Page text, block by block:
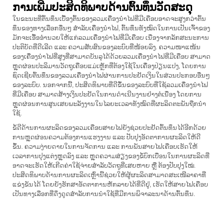
ການເພີ່ມປະສິດທິພາບດ້ານຕົ້ນທຶນວັດສະດຸ
ໃນຂະນະທີ່ຕົ້ນທຶນເບື້ອງຕົ້ນຂອງລວມເຄື່ອງນຳໄຟທີ່ມີເຄືອບອາດຈະສູງກວ່າຕົ້ນ
ທຶນຂອງທາງເລືອກອື່ນໆ ສຳລັບເຄື່ອງນຳໄຟ, ຕົ້ນທຶນທັງໝົດໃນການເປັນເຈົ້າຂອງ
ມັກຈະເອື້ອອຳນວຍໃຫ້ແກ່ລວມເຄື່ອງນຳໄຟທີ່ມີເຄືອບ ເນື່ອງຈາກລັກສະນະການ
ປະຕິບັດທີ່ດີເລີດ ແລະ ຄວາມສັບສົນຂອງລະບົບທີ່ໜ້ອຍລົງ. ຄວາມໜາແໜ້ນ
ຂອງເຄື່ອງນຳໄຟທີ່ສູງທີ່ສາມາດບັນລຸໄດ້ດ້ວຍລວມເຄື່ອງນຳໄຟທີ່ມີເຄືອບ ສາມາດ
ຫຼຸດຜ່ອນປະລິມານວັດຖຸເຄືອບແມ່ເຫຼັກທີ່ຕ້ອງໃຊ້ໃນເຄື່ອງປ່ຽນແປງ, ໂດຍການ
ຊົດເຊີຍຕົ້ນທຶນຂອງລວມເຄື່ອງນຳໄຟຜ່ານການປະຢັດເງິນໃນສ່ວນປະກອບອື່ນໆ
ຂອງລະບົບ. ນອກຈາກນີ້, ປະສິດທິພາບທີ່ດີຂຶ້ນຂອງລະບົບທີ່ໃຊ້ລວມເຄື່ອງນຳໄຟ
ທີ່ມີເຄືອບ ສາມາດສ້າງເງິນປະຢັດໃນການດຳເນີນງານຢ່າງຕໍ່ເນື່ອງ ໂດຍການ
ຫຼຸດຜ່ອນການສູນເສຍພະລັງງານໃນໄລຍະເວລາທັງໝົດທີ່ຜະລິດຕະພັນຖືກນຳ
ໃຊ້.
ຂໍ້ດີດ້ານການຜະລິດຂອງລວມເຄືອບສາຍໄຟຍັງຊ່ວຍປະຢັດຕົ້ນທຶນໄດ້ອີກດ້ວຍ
ການຫຼຸດຜ່ອນຄວາມຕ້ອງການແຮງງານ ແລະ ປັບປຸງອັດຕາການຜະລິດໃຫ້ດີ
ຂຶ້ນ. ຄວາມງ່າຍດາຍໃນການຈັດການ ແລະ ການພັນສາຍໄຟເຄືອບເຮັດໃຫ້
ເວລາການປຸງແຕ່ງຫຼຸດລົງ ແລະ ຫຼຸດຄວາມສ່ຽງຂອງຂໍ້ບົກເບື່ອນໃນການຜະລິດທີ່
ອາດຈະເຮັດໃຫ້ເກີດຄ່າໃຊ້ຈ່າຍສຳລັບວັດຖຸທີ່ເສຍຫາຍ ຫຼື ຕ້ອງປັບປຸງໃໝ່.
ປະສິດທິພາບດ້ານການຜະລິດເຫຼົ່ານີ້ຊ່ວຍໃຫ້ຜູ້ຜະລິດສາມາດສະເໜີລາຄາທີ່
ແຂ່ງຂັນໄດ້ ໂດຍຍັງຮັກສາອັດຕາການຫັກລາຍໄດ້ທີ່ດີຢູ່, ເຮັດໃຫ້ສາຍໄຟເຄືອບ
ເປັນທາງເລືອກທີ່ດຶງດູດສຳລັບການນຳໃຊ້ທີ່ມີການພິຈາລະນາດ້ານຕົ້ນທຶນ.